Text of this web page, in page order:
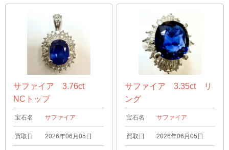
サファイア 3.76ct
NCトップ
宝石名 サファイア
買取日 2026年06月05日
サファイア 3.35ct リ
ング
宝石名 サファイア
買取日 2026年06月05日